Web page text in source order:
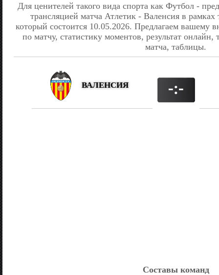
Для ценителей такого вида спорта как Футбол -
трансляцией матча Атлетик - Валенсия в
который состоится 10.05.2026. Предлагаем
по матчу, статистику моментов, результат
матча, таблицы.
ВАЛЕНСИЯ -:-
Составы команд